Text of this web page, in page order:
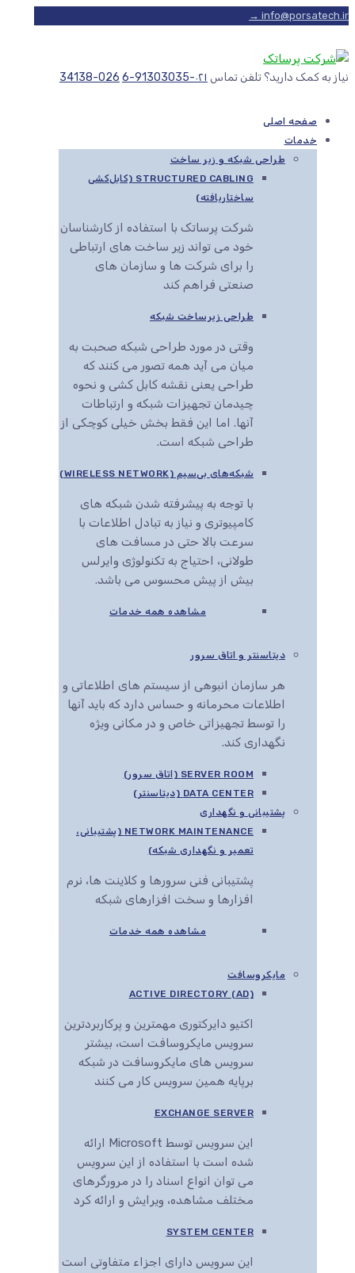
info@porsatech.ir →
نیاز به کمک دارید؟ تلفن تماس ۰۲۱-91303035-6 026-34138
صفحه اصلی
خدمات
طراحی شبکه و زیر ساخت
STRUCTURED CABLING (کابل‌کشی
ساختاریافته)
شرکت پرساتک با استفاده از کارشناسان
خود می تواند زیر ساخت های ارتباطی
را برای شرکت ها و سازمان های
صنعتی فراهم کند
طراحی زیرساخت شبکه
وقتی در مورد طراحی شبکه صحبت به
میان می آید همه تصور می کنند که
طراحی یعنی نقشه کابل کشی و نحوه
چیدمان تجهیزات شبکه و ارتباطات
آنها. اما این فقط بخش خیلی کوچکی از
طراحی شبکه است.
شبکه‌های بی‌سیم (WIRELESS NETWORK)
با توجه به پیشرفته شدن شبکه های
کامپیوتری و نیاز به تبادل اطلاعات با
سرعت بالا حتی در مسافت های
طولانی، احتیاج به تکنولوژی وایرلس
بیش از پیش محسوس می باشد.
مشاهده همه خدمات
دیتاسنتر و اتاق سرور
هر سازمان انبوهی از سیستم های اطلاعاتی و
اطلاعات محرمانه و حساس دارد که باید آنها
را توسط تجهیزاتی خاص و در مکانی ویژه
نگهداری کند.
SERVER ROOM (اتاق سرور)
DATA CENTER (دیتاسنتر)
پشتیبانی و نگهداری
NETWORK MAINTENANCE (پشتیبانی،
تعمیر و نگهداری شبکه)
پشتیبانی فنی سرورها و کلاینت ها، نرم
افزارها و سخت افزارهای شبکه
مشاهده همه خدمات
مایکروسافت
ACTIVE DIRECTORY (AD)
اکتیو دایرکتوری مهمترین و پرکاربردترین
سرویس مایکروسافت است، بیشتر
سرویس های مایکروسافت در شبکه
برپایه همین سرویس کار می کنند
EXCHANGE SERVER
این سرویس توسط Microsoft ارائه
شده است با استفاده از این سرویس
می توان انواع اسناد را در مرورگرهای
مختلف مشاهده، ویرایش و ارائه کرد
SYSTEM CENTER
این سرویس دارای اجزاء متفاوتی است